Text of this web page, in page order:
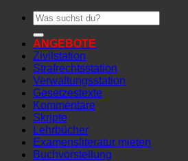
Suchen
nach:
ANGEBOTE
Zivilstation
Strafrechtsstation
Verwaltungsstation
Gesetzestexte
Kommentare
Skripte
Lehrbücher
Examensliteratur mieten
Buchvorstellung